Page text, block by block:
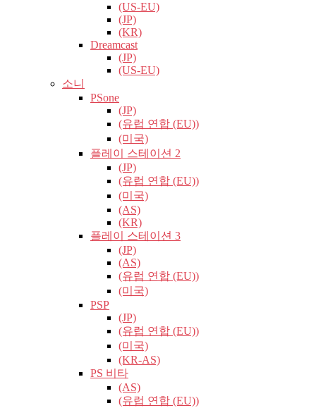
(US-EU)
(JP)
(KR)
Dreamcast
(JP)
(US-EU)
소니
PSone
(JP)
(유럽​​ 연합 (EU))
(미국)
플레이 스테이션 2
(JP)
(유럽​​ 연합 (EU))
(미국)
(AS)
(KR)
플레이 스테이션 3
(JP)
(AS)
(유럽​​ 연합 (EU))
(미국)
PSP
(JP)
(유럽​​ 연합 (EU))
(미국)
(KR-AS)
PS 비타
(AS)
(유럽​​ 연합 (EU))